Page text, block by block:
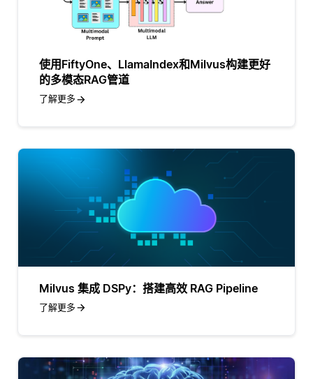
使用FiftyOne、LlamaIndex和Milvus构建更好
的多模态RAG管道
了解更多
Milvus 集成 DSPy：搭建高效 RAG Pipeline
了解更多